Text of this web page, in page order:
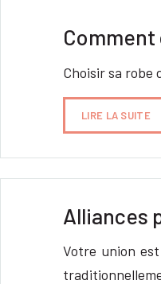
Choisir sa
LIRE LA SUITE
Alliances
Votre union